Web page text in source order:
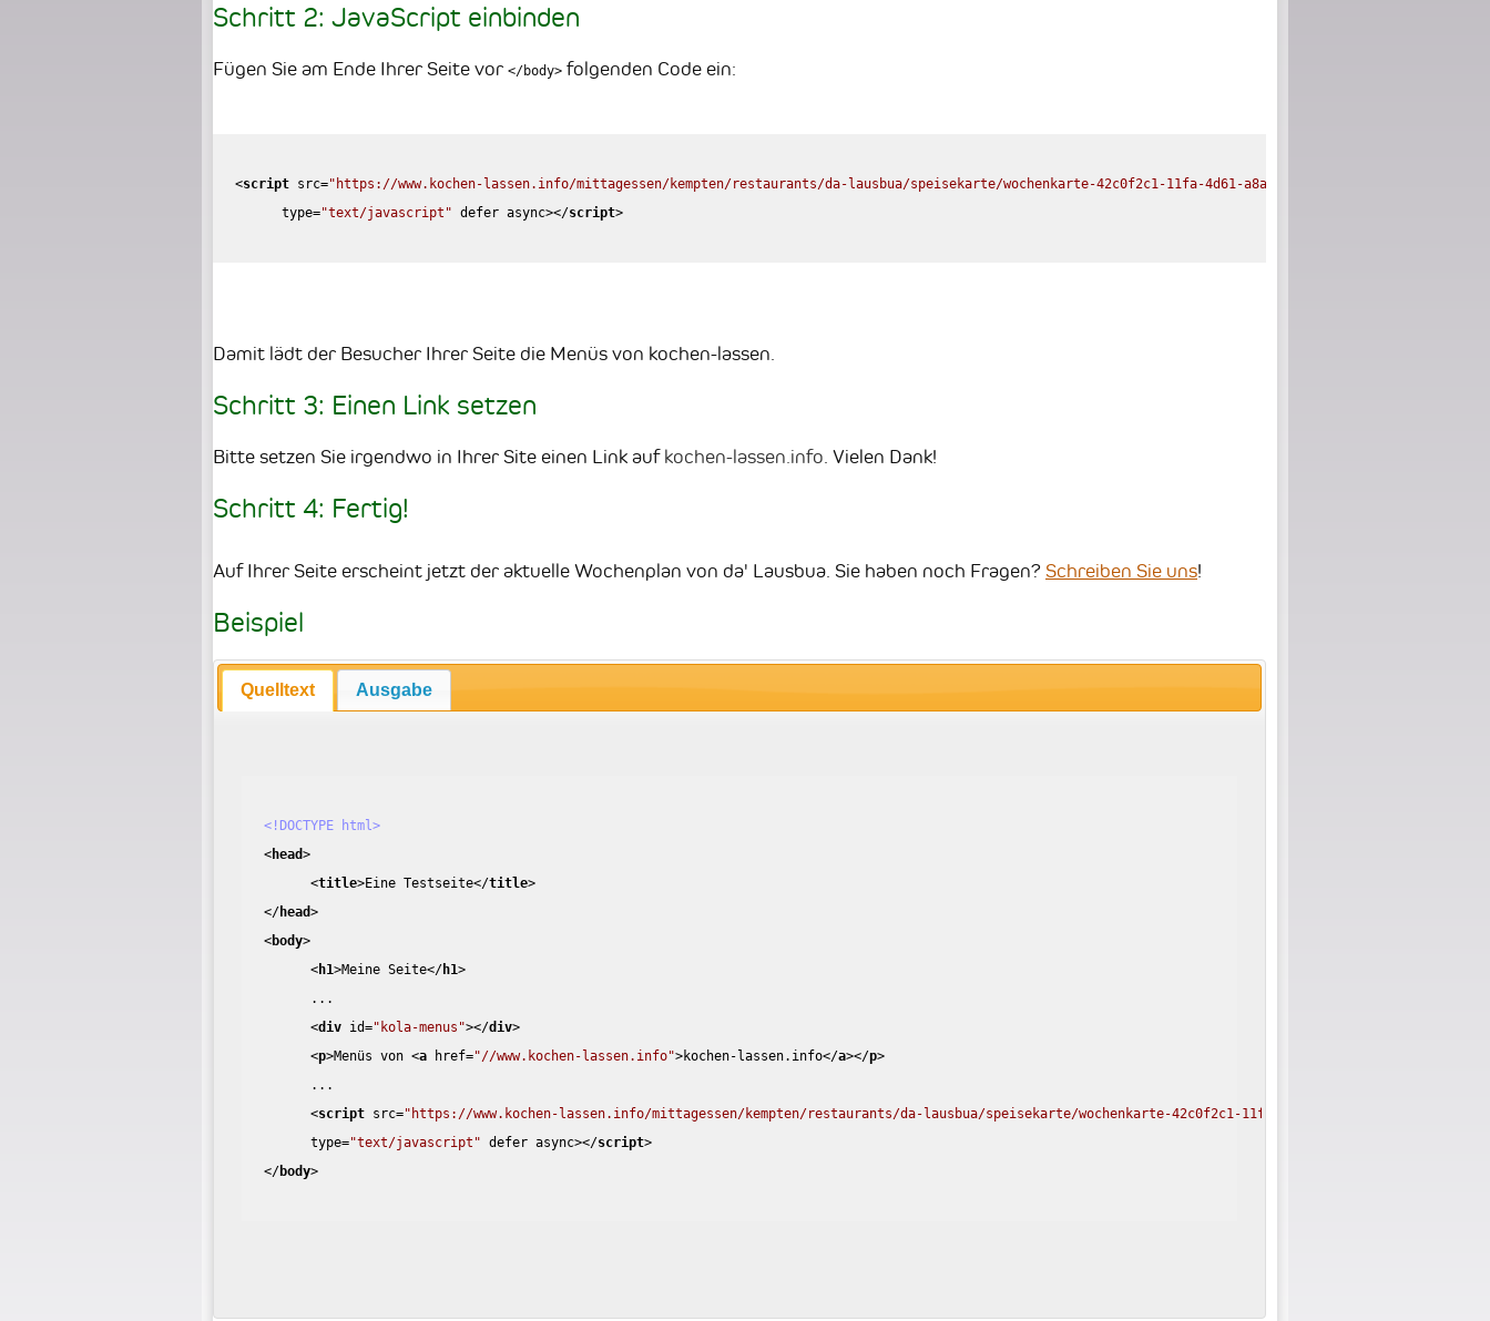
Schritt 2: JavaScript einbinden
Fügen Sie am Ende Ihrer Seite vor </body> folgenden Code ein:
<script src="https://www.kochen-lassen.info/mittagessen/kempten/restaurants/da-lausbua/speisekarte/wochenkarte-42c0f2c1-11fa-4d61-a8ac-bd8e485d1fcc.js"
type="text/javascript" defer async></script>
Damit lädt der Besucher Ihrer Seite die Menüs von kochen-lassen.
Schritt 3: Einen Link setzen
Bitte setzen Sie irgendwo in Ihrer Site einen Link auf kochen-lassen.info. Vielen Dank!
Schritt 4: Fertig!
Auf Ihrer Seite erscheint jetzt der aktuelle Wochenplan von da' Lausbua. Sie haben noch Fragen? Schreiben Sie uns!
Beispiel
Quelltext Ausgabe
<!DOCTYPE html>
<head>
<title>Eine Testseite</title>
</head>
<body>
<h1>Meine Seite</h1>
...
<div id="kola-menus"></div>
<p>Menüs von <a href="//www.kochen-lassen.info">kochen-lassen.info</a></p>
...
<script src="https://www.kochen-lassen.info/mittagessen/kempten/restaurants/da-lausbua/speisekarte/wochenkarte-42c0f2c1-11fa-4d61-a8ac-bd8e485d1fcc.js"
type="text/javascript" defer async></script>
</body>